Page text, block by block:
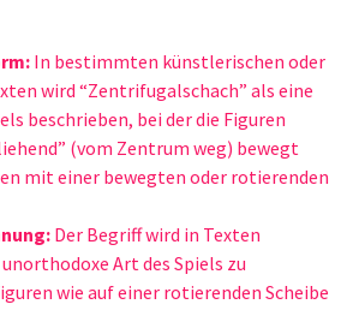
In bestimmten künstlerischen oder
wird “Zentrifugalschach” als eine
beschrieben, bei der die Figuren
(vom Zentrum weg) bewegt
mit einer bewegten oder rotierenden
Der Begriff wird in Texten
Art des Spiels zu
wie auf einer rotierenden Scheibe